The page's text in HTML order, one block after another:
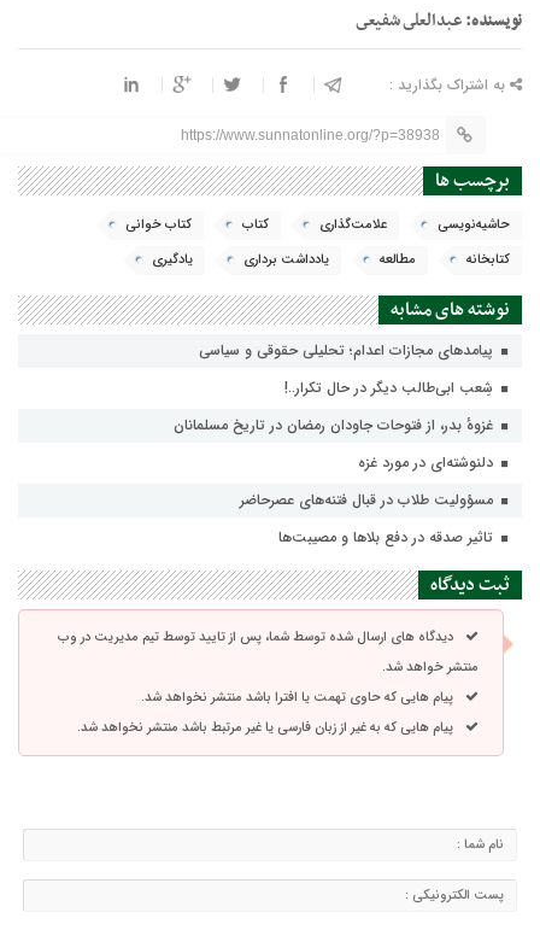
نويسنده:عبدالعلى شفيعى
به اشتراک بگذارید :
https://www.sunnatonline.org/?p=38938
برچسب ها
حاشیه‌نویسی علامت‌گذاری کتاب
کتاب خواني
کتابخانه
مطالعه یادداشت برداری یادگیری
نوشته های مشابه
پيامدهاي مجازات اعدام؛ تحليلي حقوقي و سياسي
شِعب ابی‌طالب دیگر در حال تکرار..!
غزوهٔ بدر، از فتوحات جاودان رمضان در تاریخ مسلمانان
دلنوشته‌ای در مورد غزه
مسؤولیت طلاب در قبال فتنه‌های عصرحاضر
تاثیر صدقه در دفع بلاها و مصیبت‌ها
ثبت دیدگاه
دیدگاه های ارسال شده توسط شما، پس از تایید توسط تیم مدیریت در وب
منتشر خواهد شد.
پیام هایی که حاوی تهمت یا افترا باشد منتشر نخواهد شد.
پیام هایی که به غیر از زبان فارسی یا غیر مرتبط باشد منتشر نخواهد شد.